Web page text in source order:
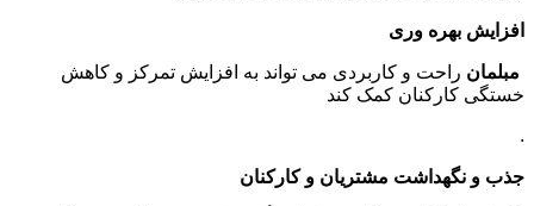
افزایش بهره وری
مبلمان راحت و کاربردی می تواند به افزایش تمرکز و کاهش
خستگی کارکنان کمک کند
.
جذب و نگهداشت مشتریان و کارکنان